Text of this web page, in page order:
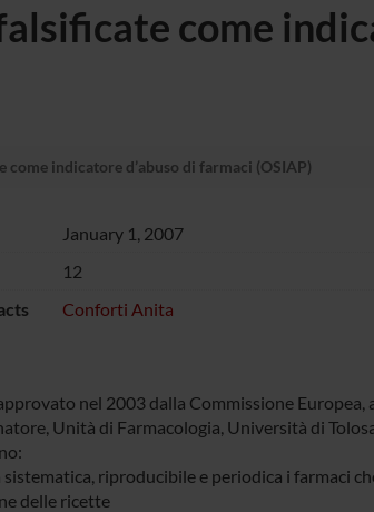
come
indicatore d’abuso di farmaci (OSIAP)
January 1, 2007
12
Conforti Anita
nel 2003 dalla Commissione
Unità di Farmacologia, Università di
riproducibile e periodica i farmaci
delle ricette